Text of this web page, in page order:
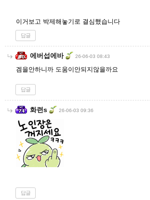
이거보고 박제해놓기로 결심했습니다
답글
에버섭에바 26-06-03 08:43
겜을안하니까 도움이안되지않을까요
답글
화련s 26-06-03 09:36
답글